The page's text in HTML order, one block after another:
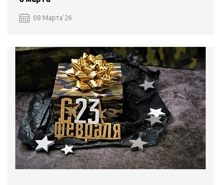
08 Марта'26